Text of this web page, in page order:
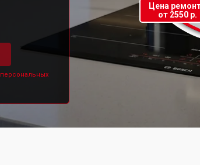
персональных
Цена
от 2550 р.